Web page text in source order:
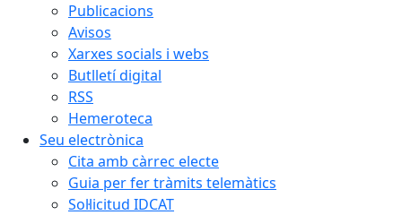
Publicacions
Avisos
Xarxes socials i webs
Butlletí digital
RSS
Hemeroteca
Seu electrònica
Cita amb càrrec electe
Guia per fer tràmits telemàtics
Sol·licitud IDCAT